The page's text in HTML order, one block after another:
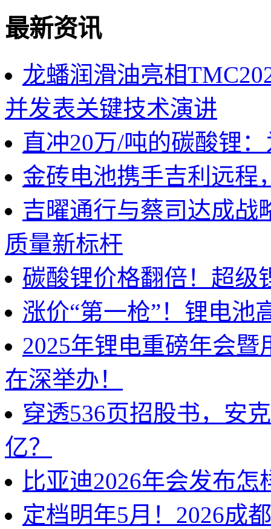
最新资讯
龙蟠润滑油亮相
并发表关键技术演讲
直冲20万/吨的碳酸锂
金砖电池携手吉利远程
吉曜通行与蔡司达成战
质量新标杆
碳酸锂价格翻倍！超级
涨价“第一枪”！锂电池
2025年锂电重磅年会
在深举办！
穿透536页招股书，安
亿？
比亚迪2026年会发布
定档明年5月！2026成